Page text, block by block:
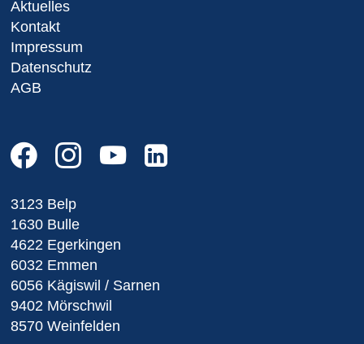
Aktuelles
Kontakt
Impressum
Datenschutz
AGB
3123 Belp
1630 Bulle
4622 Egerkingen
6032 Emmen
6056 Kägiswil / Sarnen
9402 Mörschwil
8570 Weinfelden